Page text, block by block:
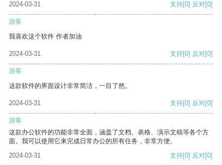
2024-03-31 支持[0] 反对[0]
游客
我喜欢这个软件 作者加油
2024-03-31 支持[0] 反对[0]
游客
这款软件的界面设计非常简洁，一目了然。
2024-03-31 支持[0] 反对[0]
游客
这款办公软件的功能非常全面，涵盖了文档、表格、演示文稿等各个方
面。我可以使用它来完成日常办公的所有任务，非常方便。
2024-03-31
支持[0] 反对[0]